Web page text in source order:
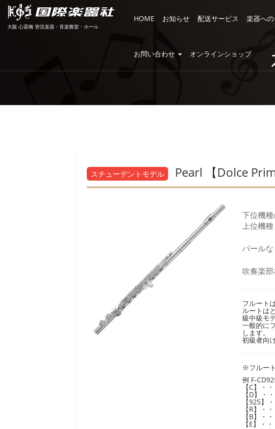
大阪 心斎橋 管弦楽器・音楽教室・ホール
HOME お知らせ 配送サービス 楽器へ
お問い合わせ オンラインショップ
スチューデントモデル Pearl 【Dolce
下位機
上位機種
パール
吹奏楽
フルート
ルートは
級中級モ
一般的に
します。
初級者向
※フルー
例 F-
【C】・
【D】・
【925】
【R】・
【B】・
【E】・